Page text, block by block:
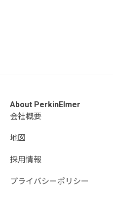
About PerkinElmer
会社概要
地図
採用情報
プライバシーポリシー